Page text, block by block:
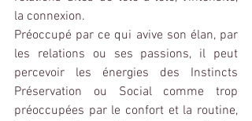
la connexion.
Préoccupé par ce qui avive son élan, par
les relations ou ses passions, il peut
percevoir les énergies des Instincts
Préservation ou Social comme trop
préoccupées par le confort et la routine,